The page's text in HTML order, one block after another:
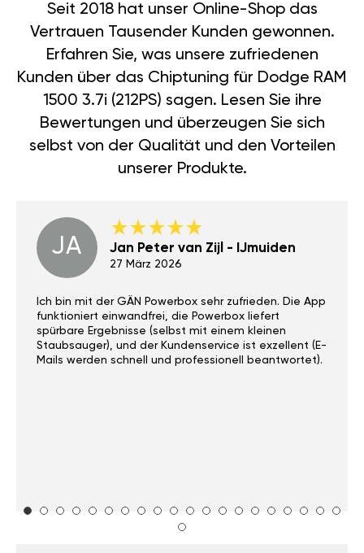
Seit 2018 hat unser Online-Shop das
Vertrauen Tausender Kunden gewonnen.
Erfahren Sie, was unsere zufriedenen
Kunden über das Chiptuning für Dodge RAM
1500 3.7i (212PS) sagen. Lesen Sie ihre
Bewertungen und überzeugen Sie sich
selbst von der Qualität und den Vorteilen
unserer Produkte.
JA Jan Peter van Zijl - IJmuiden
27 März 2026
Ich bin mit der GÄN Powerbox sehr zufrieden. Die App
funktioniert einwandfrei, die Powerbox liefert
spürbare Ergebnisse (selbst mit einem kleinen
Staubsauger), und der Kundenservice ist exzellent (E-
Mails werden schnell und professionell beantwortet).